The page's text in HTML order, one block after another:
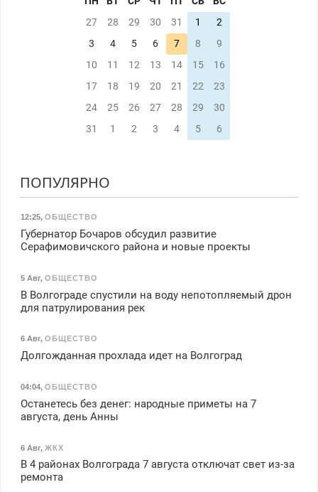
27
28 29 30 31 1
2
3
4 5 6 7 8
9
10
11 12 13 14 15
16
17
18 19 20 21 22
23
24
25 26 27 28 29
30
31
1 2 3 4 5 6
ПОПУЛЯРНО
12:25, ОБЩЕСТВО
Губернатор Бочаров обсудил развитие
Серафимовичского района и новые проекты
5 Авг, ОБЩЕСТВО
В Волгограде спустили на воду непотопляемый дрон
для патрулирования рек
6 Авг, ОБЩЕСТВО
Долгожданная прохлада идет на Волгоград
04:04, ОБЩЕСТВО
Останетесь без денег: народные приметы на 7
августа, день Анны
6 Авг, ЖКХ
В 4 районах Волгограда 7 августа отключат свет из-за
ремонта